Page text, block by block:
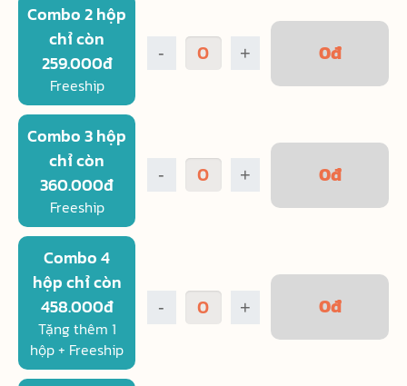
Combo 2 hộp
chỉ còn
259.000đ
Freeship
- + 0đ
Combo 3 hộp
chỉ còn
360.000đ
Freeship
- + 0đ
Combo 4
hộp chỉ còn
458.000đ
Tặng thêm 1
hộp + Freeship
- + 0đ